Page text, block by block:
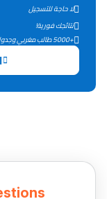
لا حاجة للتسجيل
نتائجك فورية!
+5000 طالب مغربي وجدوا طريقهم بفضل 9rayti.